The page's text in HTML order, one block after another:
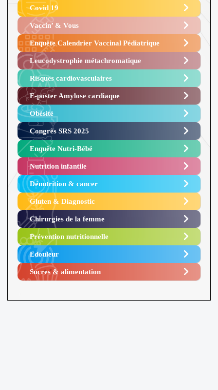
Covid 19
Vaccin’ & Vous
Enquête Calendrier Vaccinal Pédiatrique
Leucodystrophie métachromatique
Risques cardiovasculaires
E-poster Amylose cardiaque ​
Obésité ​
Congrès SRS 2025 ​
Enquête Nutri-Bébé ​
Nutrition infantile
Dénutrition & cancer
Gluten & Diagnostic
Chirurgies de la femme
Prévention nutritionnelle
Edouleur​
Sucres & alimentation​